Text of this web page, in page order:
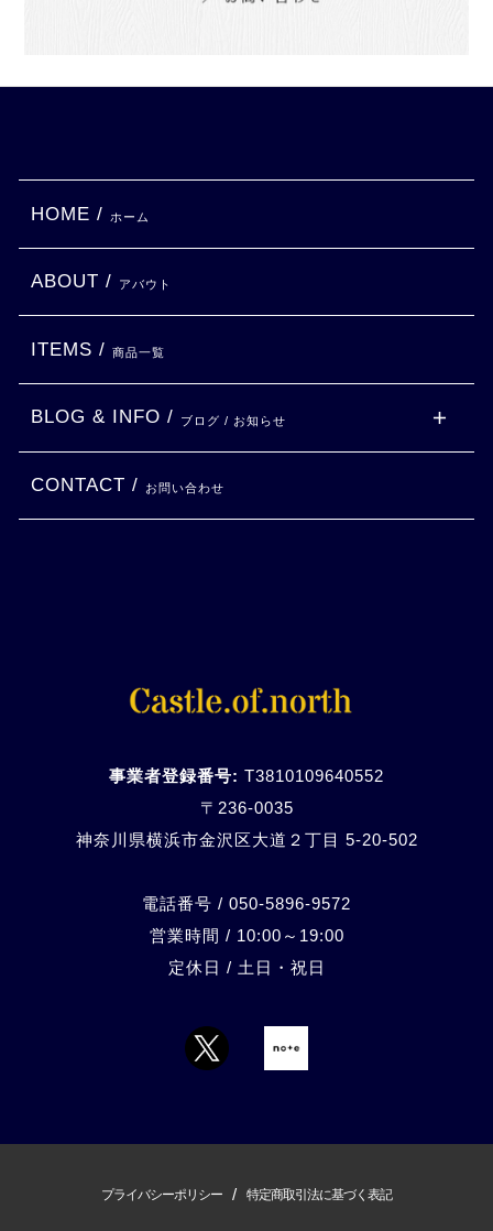
事業者登録番号: T3810109640552
〒236-0035
神奈川県横浜市金沢区大道２丁目 5-20-502
電話番号 / 050-5896-9572
営業時間 / 10:00～19:00
定休日 / 土日・祝日
HOME / ホーム
ABOUT / アバウト
ITEMS / 商品一覧
BLOG & INFO / ブログ / お知らせ
CONTACT / お問い合わせ
プライバシーポリシー / 特定商取引法に基づく表記